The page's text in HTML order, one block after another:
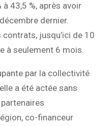
43,5 %, après avoir
dernier.
jusqu’ici de 10
à seulement 6 mois.
par la collectivité
a été actée sans
co-financeur